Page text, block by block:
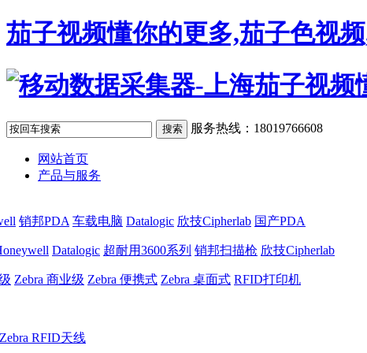
茄子视频懂你的更多,茄子色视
服务热线：18019766608
网站首页
产品与服务
销邦PDA 车载电脑 Datalogic 欣技Cipherlab 国产PDA
Datalogic 超耐用3600系列 销邦扫描枪 欣技Cipherlab
Zebra 商业级 Zebra 便携式 Zebra 桌面式 RFID打印机
Zebra RFID天线